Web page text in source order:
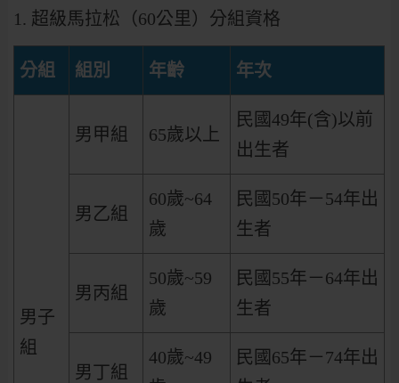
1. 超級馬拉松（60公里）分組資格
分組 組別 年齡 年次
男子
組
男甲組 65歲以上
民國49年(含)以前
出生者
男乙組
60歲~64
歲
民國50年－54年出
生者
男丙組
50歲~59
歲
民國55年－64年出
生者
男丁組
40歲~49
民國65年－74年出